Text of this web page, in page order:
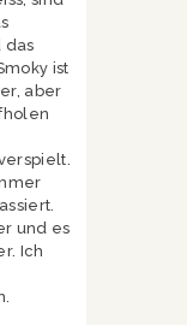
das
ist
aber
und es
Ich